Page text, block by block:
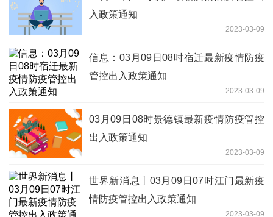
入政策通知
2023-03-09
信息：03月09日08时宿迁最新疫情防疫
管控出入政策通知
2023-03-09
03月09日08时景德镇最新疫情防疫管控
出入政策通知
2023-03-09
世界新消息丨03月09日07时江门最新疫
情防疫管控出入政策通知
2023-03-09